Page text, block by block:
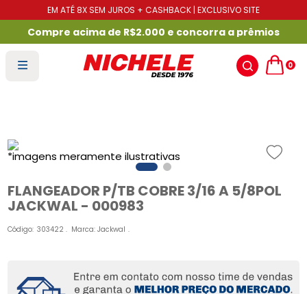
EM ATÉ 8X SEM JUROS + CASHBACK | EXCLUSIVO SITE
Compre acima de R$2.000 e concorra a prêmios
0
FLANGEADOR P/TB COBRE 3/16 A 5/8POL
JACKWAL - 000983
Código: 303422 Marca:Jackwal